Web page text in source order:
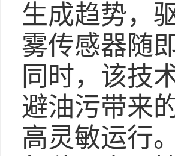
生成趋势，
雾传感器随
同时，该技
避油污带来
高灵敏运行